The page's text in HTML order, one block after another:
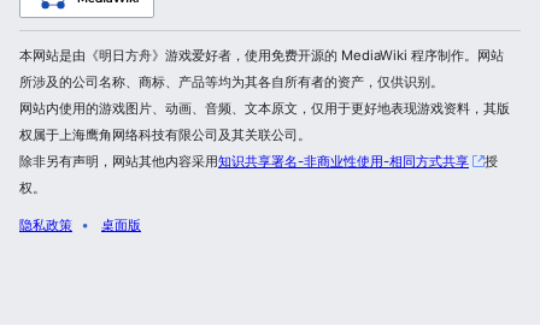
本网站是由《明日方舟》游戏爱好者，使用免费开源的 MediaWiki 程序制作。网站
所涉及的公司名称、商标、产品等均为其各自所有者的资产，仅供识别。
网站内使用的游戏图片、动画、音频、文本原文，仅用于更好地表现游戏资料，其版
权属于上海鹰角网络科技有限公司及其关联公司。
除非另有声明，网站其他内容采用知识共享署名-非商业性使用-相同方式共享
授
权。
隐私政策 桌面版